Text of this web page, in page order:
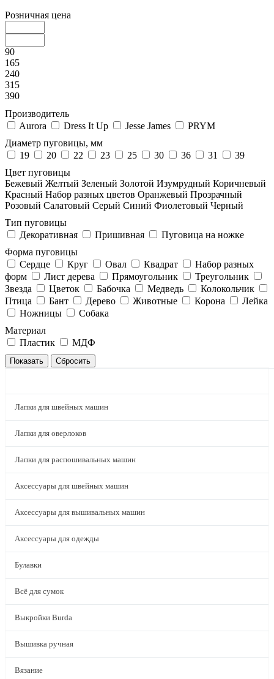
Розничная цена
90
165
240
315
390
Производитель
Aurora
Dress It Up Jesse James
PRYM
Диаметр пуговицы, мм
19
20 22 23 25 30 36 31
39
Цвет пуговицы
Бежевый Желтый Зеленый Золотой Изумрудный Коричневый
Красный Набор разных цветов Оранжевый Прозрачный
Розовый Салатовый Серый Синий Фиолетовый Черный
Тип пуговицы
Декоративная
Пришивная
Пуговица на ножке
Форма пуговицы
Сердце
Круг Овал Квадрат
Набор разных
форм
Лист дерева Прямоугольник
Треугольник
Звезда
Цветок Бабочка Медведь
Колокольчик
Птица
Бант Дерево Животные Корона
Лейка
Ножницы
Собака
Материал
Пластик
МДФ
Лапки для швейных машин
Лапки для оверлоков
Лапки для распошивальных машин
Аксессуары для швейных машин
Аксессуары для вышивальных машин
Аксессуары для одежды
Булавки
Всё для сумок
Выкройки Burda
Вышивка ручная
Вязание